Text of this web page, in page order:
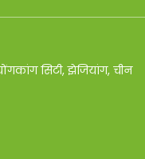
सिटी, झेजियांग, चीन